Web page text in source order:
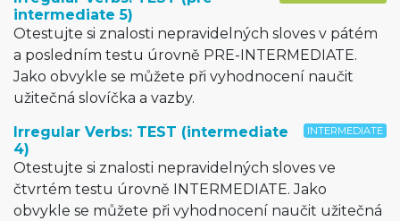
intermediate 5)
Otestujte si znalosti nepravidelných sloves v pátém
a posledním testu úrovně PRE-INTERMEDIATE.
Jako obvykle se můžete při vyhodnocení naučit
užitečná slovíčka a vazby.
INTERMEDIATE
Irregular Verbs: TEST (intermediate
4)
Otestujte si znalosti nepravidelných sloves ve
čtvrtém testu úrovně INTERMEDIATE. Jako
obvykle se můžete při vyhodnocení naučit užitečná